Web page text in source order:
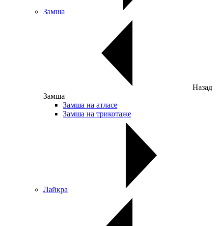
Замша
Назад
Замша
Замша на атласе
Замша на трикотаже
Лайкра